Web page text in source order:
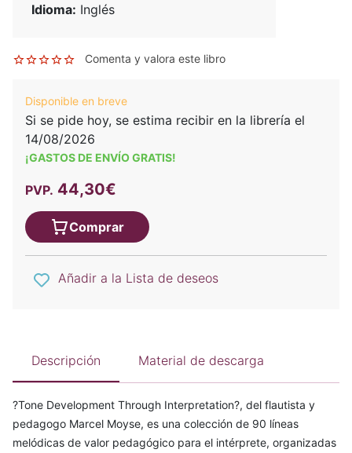
Idioma: Inglés
Comenta y valora este libro
Disponible en breve
Si se pide hoy, se estima recibir en la librería el
14/08/2026
¡GASTOS DE ENVÍO GRATIS!
PVP. 44,30€
Comprar
Añadir a la Lista de deseos
Descripción Material de descarga
?Tone Development Through Interpretation?, del flautista y
pedagogo Marcel Moyse, es una colección de 90 líneas
melódicas de valor pedagógico para el intérprete, organizadas